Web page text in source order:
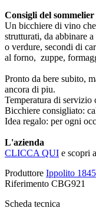
Consigli del sommelier
Un bicchiere di vino
strutturati, da abbinare
o verdure, secondi di
al forno, zuppe,
Pronto da bere subito,
ancora di piu.
Temperatura di servizio
Bicchiere consigliato:
Idea regalo: per ogni
L'azienda
CLICCA QUI e scopri
Produttore Ippolito 1845
Riferimento CBG921
Scheda tecnica